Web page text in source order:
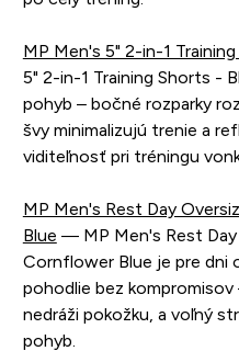
MP Men's 5" 2-in-1
5" 2-in-1 Training Shorts -
pohyb – bočné rozparky
švy minimalizujú trenie a
viditeľnosť pri tréningu
MP Men's Rest Day
Blue — MP Men's Rest
Cornflower Blue je pre dni
pohodlie bez
nedráži pokožku, a voľný
pohyb.